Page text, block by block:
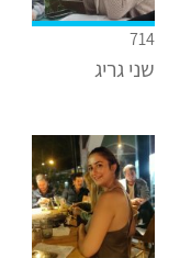
714
שני גריג